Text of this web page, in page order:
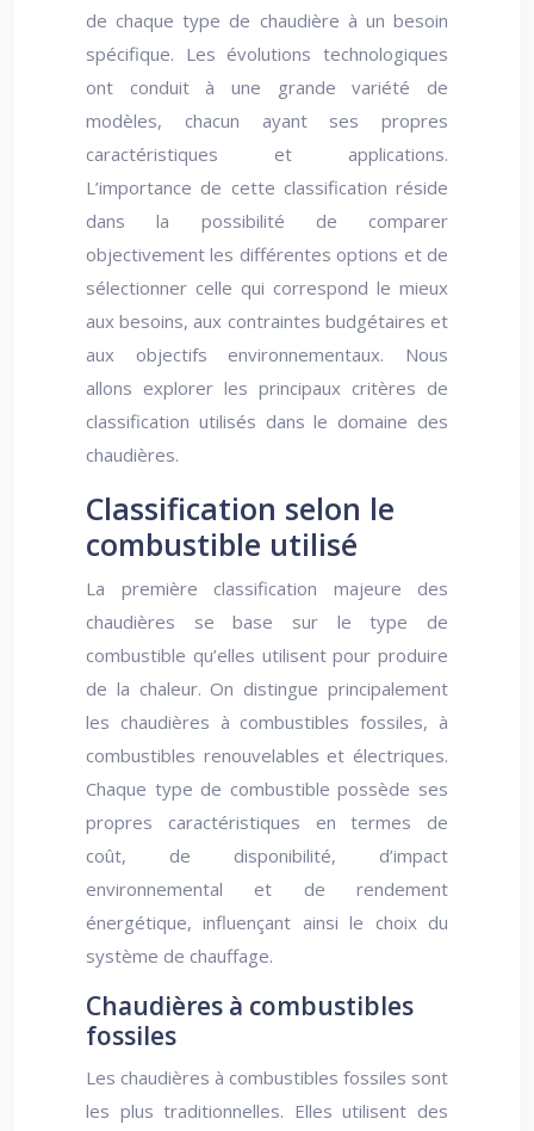
de chaque type de chaudière à un besoin
spécifique. Les évolutions technologiques
ont conduit à une grande variété de
modèles, chacun ayant ses propres
caractéristiques et applications.
L’importance de cette classification réside
dans la possibilité de comparer
objectivement les différentes options et de
sélectionner celle qui correspond le mieux
aux besoins, aux contraintes budgétaires et
aux objectifs environnementaux. Nous
allons explorer les principaux critères de
classification utilisés dans le domaine des
chaudières.
Classification selon le
combustible utilisé
La première classification majeure des
chaudières se base sur le type de
combustible qu’elles utilisent pour produire
de la chaleur. On distingue principalement
les chaudières à combustibles fossiles, à
combustibles renouvelables et électriques.
Chaque type de combustible possède ses
propres caractéristiques en termes de
coût, de disponibilité, d’impact
environnemental et de rendement
énergétique, influençant ainsi le choix du
système de chauffage.
Chaudières à combustibles
fossiles
Les chaudières à combustibles fossiles sont
les plus traditionnelles. Elles utilisent des